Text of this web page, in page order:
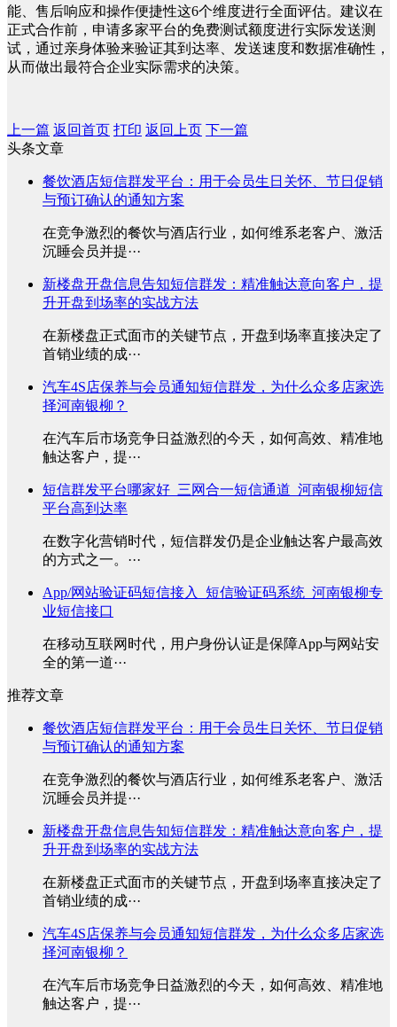
能、售后响应和操作便捷性这6个维度进行全面评估。建议在
正式合作前，申请多家平台的免费测试额度进行实际发送测
试，通过亲身体验来验证其到达率、发送速度和数据准确性，
从而做出最符合企业实际需求的决策。
上一篇 返回首页 打印 返回上页 下一篇
头条文章
餐饮酒店短信群发平台：用于会员生日关怀、节日促销
与预订确认的通知方案
在竞争激烈的餐饮与酒店行业，如何维系老客户、激活
沉睡会员并提···
新楼盘开盘信息告知短信群发：精准触达意向客户，提
升开盘到场率的实战方法
在新楼盘正式面市的关键节点，开盘到场率直接决定了
首销业绩的成···
汽车4S店保养与会员通知短信群发，为什么众多店家选
择河南银柳？
在汽车后市场竞争日益激烈的今天，如何高效、精准地
触达客户，提···
短信群发平台哪家好_三网合一短信通道_河南银柳短信
平台高到达率
在数字化营销时代，短信群发仍是企业触达客户最高效
的方式之一。···
App/网站验证码短信接入_短信验证码系统_河南银柳专
业短信接口
在移动互联网时代，用户身份认证是保障App与网站安
全的第一道···
推荐文章
餐饮酒店短信群发平台：用于会员生日关怀、节日促销
与预订确认的通知方案
在竞争激烈的餐饮与酒店行业，如何维系老客户、激活
沉睡会员并提···
新楼盘开盘信息告知短信群发：精准触达意向客户，提
升开盘到场率的实战方法
在新楼盘正式面市的关键节点，开盘到场率直接决定了
首销业绩的成···
汽车4S店保养与会员通知短信群发，为什么众多店家选
择河南银柳？
在汽车后市场竞争日益激烈的今天，如何高效、精准地
触达客户，提···